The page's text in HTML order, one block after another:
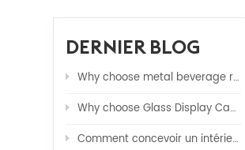
DERNIER BLOG
Why choose metal beverage rack?
Why choose Glass Display Cabinets for your stores ?
Comment concevoir un intérieur de magasin de détail pour augmenter les ventes ?